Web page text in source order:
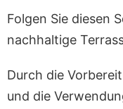
Folgen Sie diesen
nachhaltige
Durch die
und die